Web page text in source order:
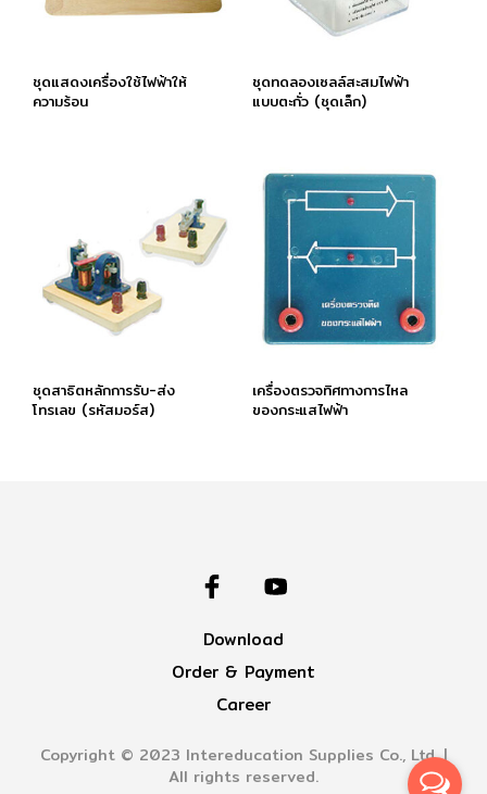
ชุดแสดงเครื่องใช้ไฟฟ้าให้
ความร้อน
ชุดทดลองเซลล์สะสมไฟฟ้า
แบบตะกั่ว (ชุดเล็ก)
ชุดสาธิตหลักการรับ-ส่ง
โทรเลข (รหัสมอร์ส)
เครื่องตรวจทิศทางการไหล
ของกระแสไฟฟ้า
Download
Order & Payment
Career
Copyright © 2023 Intereducation Supplies Co., Ltd. |
All rights reserved.